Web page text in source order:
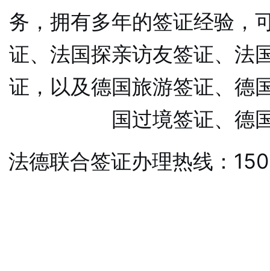
务，拥有多年的签证经验，
证、法国探亲访友签证、法
证，以及德国旅游签证、德
国过境签证、德
法德联合签证办理热线：